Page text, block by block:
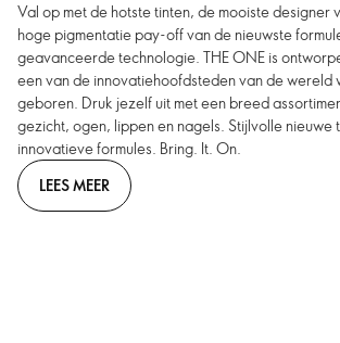
Val op met de hotste tinten, de mooiste designer
hoge pigmentatie pay-off van de nieuwste
geavanceerde technologie. THE ONE is
een van de innovatiehoofdsteden van de wereld
geboren. Druk jezelf uit met een breed
gezicht, ogen, lippen en nagels. Stijlvolle nieuwe
innovatieve formules. Bring. It. On.
LEES MEER